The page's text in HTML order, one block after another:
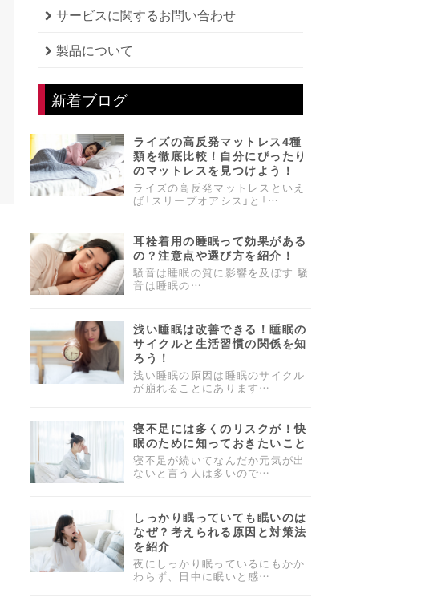
サービスに関するお問い合わせ
製品について
新着ブログ
ライズの高反発マットレス4種
類を徹底比較！自分にぴったり
のマットレスを見つけよう！
ライズの高反発マットレスといえ
ば「スリープオアシス」と「…
耳栓着用の睡眠って効果がある
の？注意点や選び方を紹介！
騒音は睡眠の質に影響を及ぼす 騒
音は睡眠の…
浅い睡眠は改善できる！睡眠の
サイクルと生活習慣の関係を知
ろう！
浅い睡眠の原因は睡眠のサイクル
が崩れることにあります…
寝不足には多くのリスクが！快
眠のために知っておきたいこと
寝不足が続いてなんだか元気が出
ないと言う人は多いので…
しっかり眠っていても眠いのは
なぜ？考えられる原因と対策法
を紹介
夜にしっかり眠っているにもかか
わらず、日中に眠いと感…